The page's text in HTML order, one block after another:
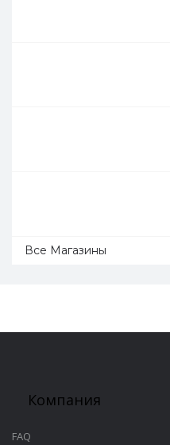
Все Магазины
Компания
FAQ